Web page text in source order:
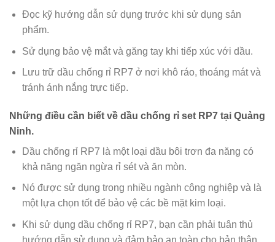
Đọc kỹ hướng dẫn sử dụng trước khi sử dụng sản
phẩm.
Sử dụng bảo vệ mắt và găng tay khi tiếp xúc với dầu.
Lưu trữ dầu chống rỉ RP7 ở nơi khô ráo, thoáng mát và
tránh ánh nắng trực tiếp.
Những điều cần biết về dầu chống rỉ set RP7 tại Quảng
Ninh.
Dầu chống rỉ RP7 là một loại dầu bôi trơn đa năng có
khả năng ngăn ngừa rỉ sét và ăn mòn.
Nó được sử dụng trong nhiều ngành công nghiệp và là
một lựa chọn tốt để bảo vệ các bề mặt kim loại.
Khi sử dụng dầu chống rỉ RP7, bạn cần phải tuân thủ
hướng dẫn sử dụng và đảm bảo an toàn cho bản thân.